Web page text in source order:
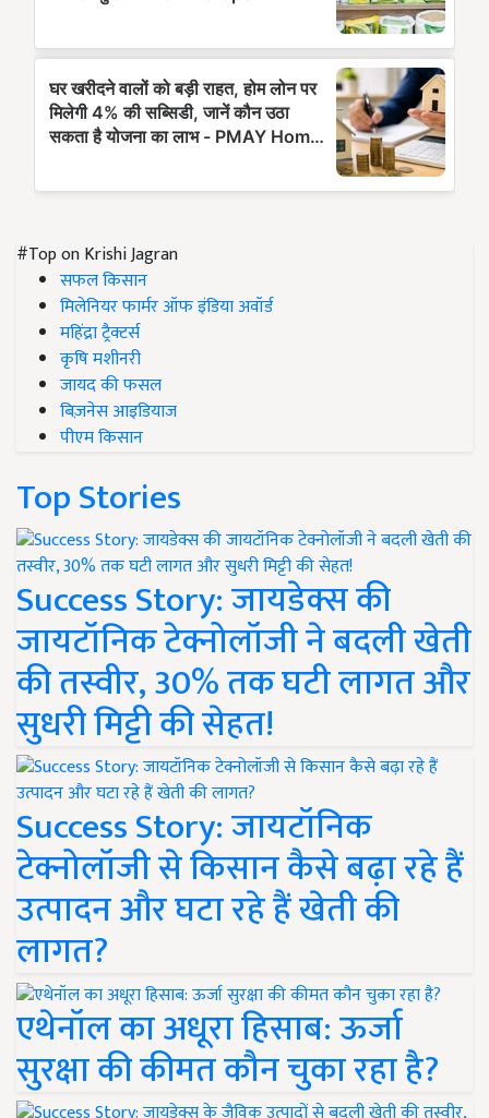
#Top on Krishi Jagran
सफल किसान
मिलेनियर फार्मर ऑफ इंडिया अवॉर्ड
महिंद्रा ट्रैक्टर्स
कृषि मशीनरी
जायद की फसल
बिज़नेस आइडियाज
पीएम किसान
Top Stories
Success Story: जायडेक्स की
जायटॉनिक टेक्नोलॉजी ने बदली खेती
की तस्वीर, 30% तक घटी लागत और
सुधरी मिट्टी की सेहत!
Success Story: जायटॉनिक
टेक्नोलॉजी से किसान कैसे बढ़ा रहे हैं
उत्पादन और घटा रहे हैं खेती की
लागत?
एथेनॉल का अधूरा हिसाब: ऊर्जा
सुरक्षा की कीमत कौन चुका रहा है?